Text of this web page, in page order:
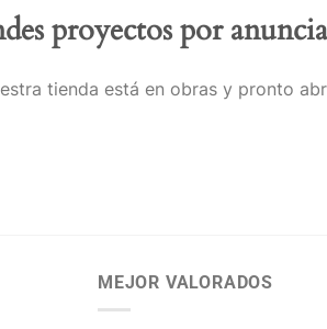
proyectos por
tienda está en obras y pronto
MEJOR VALORADOS